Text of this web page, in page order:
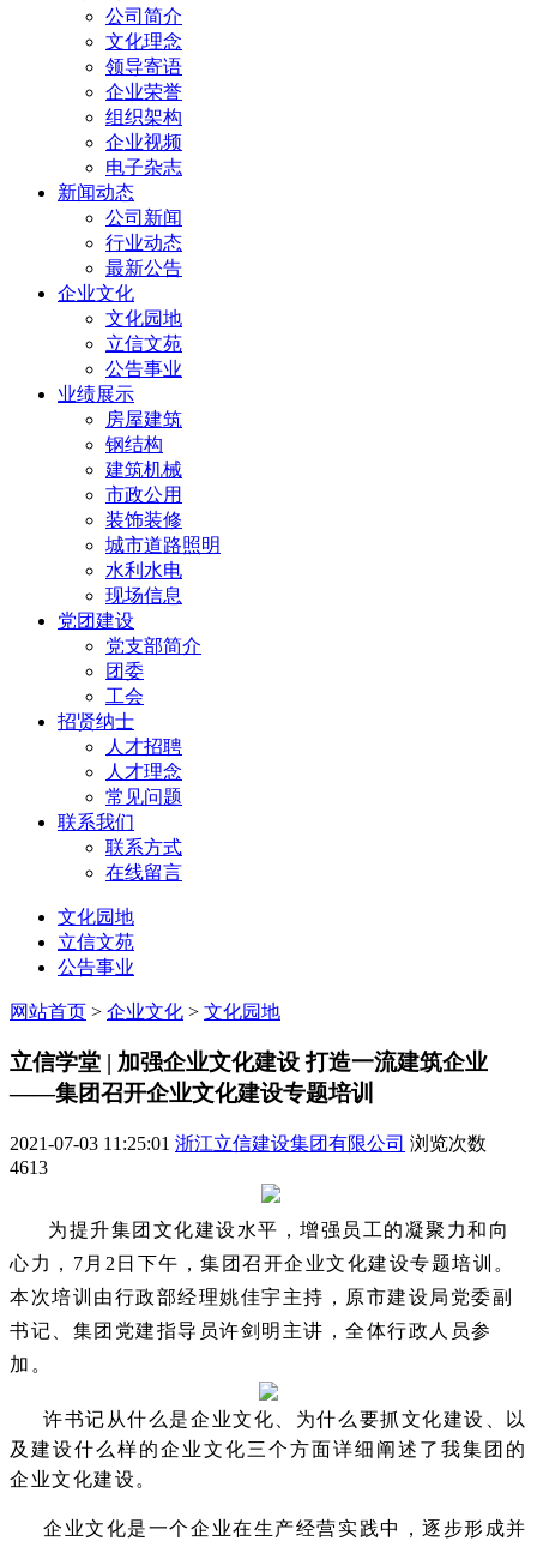
公司简介
文化理念
领导寄语
企业荣誉
组织架构
企业视频
电子杂志
新闻动态
公司新闻
行业动态
最新公告
企业文化
文化园地
立信文苑
公告事业
业绩展示
房屋建筑
钢结构
建筑机械
市政公用
装饰装修
城市道路照明
水利水电
现场信息
党团建设
党支部简介
团委
工会
招贤纳士
人才招聘
人才理念
常见问题
联系我们
联系方式
在线留言
文化园地
立信文苑
公告事业
网站首页 > 企业文化 > 文化园地
立信学堂 | 加强企业文化建设 打造一流建筑企业
——集团召开企业文化建设专题培训
2021-07-03 11:25:01 浙江立信建设集团有限公司 浏览次数
4613
为提升集团文化建设水平，增强员工的凝聚力和向
心力，7月2日下午，集团召开企业文化建设专题培训。
本次培训由行政部经理姚佳宇主持，原市建设局党委副
书记、集团党建指导员许剑明主讲，全体行政人员参
加。
许书记从什么是企业文化、为什么要抓文化建设、以
及建设什么样的企业文化三个方面详细阐述了我集团的
企业文化建设。
企业文化是一个企业在生产经营实践中，逐步形成并